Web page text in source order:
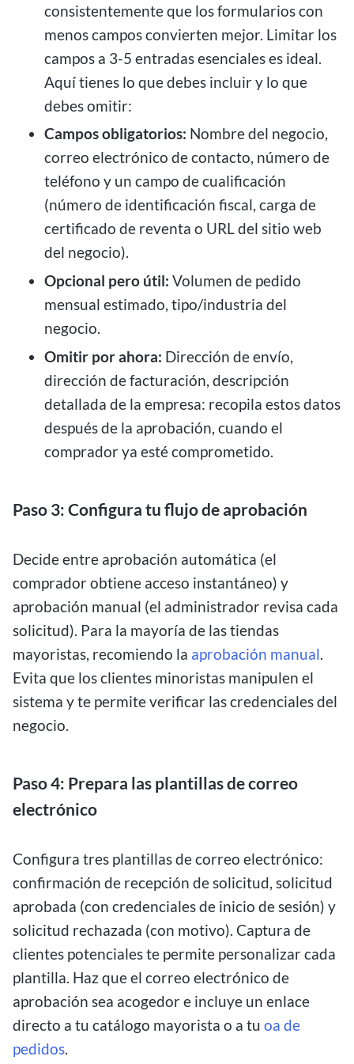
consistentemente que los formularios con
menos campos convierten mejor. Limitar los
campos a 3-5 entradas esenciales es ideal.
Aquí tienes lo que debes incluir y lo que
debes omitir:
Campos obligatorios: Nombre del negocio,
correo electrónico de contacto, número de
teléfono y un campo de cualificación
(número de identificación fiscal, carga de
certificado de reventa o URL del sitio web
del negocio).
Opcional pero útil: Volumen de pedido
mensual estimado, tipo/industria del
negocio.
Omitir por ahora: Dirección de envío,
dirección de facturación, descripción
detallada de la empresa: recopila estos datos
después de la aprobación, cuando el
comprador ya esté comprometido.
Paso 3: Configura tu flujo de aprobación
Decide entre aprobación automática (el
comprador obtiene acceso instantáneo) y
aprobación manual (el administrador revisa cada
solicitud). Para la mayoría de las tiendas
mayoristas, recomiendo la aprobación manual.
Evita que los clientes minoristas manipulen el
sistema y te permite verificar las credenciales del
negocio.
Paso 4: Prepara las plantillas de correo
electrónico
Configura tres plantillas de correo electrónico:
confirmación de recepción de solicitud, solicitud
aprobada (con credenciales de inicio de sesión) y
solicitud rechazada (con motivo). Captura de
clientes potenciales te permite personalizar cada
plantilla. Haz que el correo electrónico de
aprobación sea acogedor e incluye un enlace
directo a tu catálogo mayorista o a tu oa de
pedidos.